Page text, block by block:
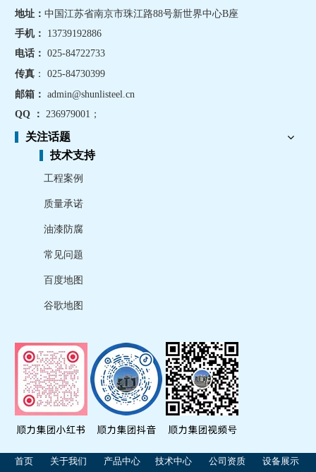
地址： 中国江苏省南京市珠江路88号新世界中心B座
手机：
13739192886
电话： 025-84722733
传真 ： 025-84730399
邮箱： admin@shunlisteel.cn
QQ ：
236979001 ；
关注话题
技术支持
工程案例
质量承诺
油漆防腐
常见问题
百度地图
谷歌地图
首页 关于我们 产品中心 技术中心 公司资质
设备展示